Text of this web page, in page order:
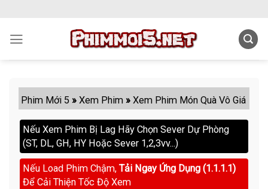
content
Phim Mới 5 »Xem Phim »Xem Phim Món Quà Vô Giá
Nếu Xem Phim Bị Lag Hãy Chọn Sever Dự Phòng
(ST, DL, GH, HY Hoặc Sever 1,2,3vv...)
Nếu Load Phim Chậm, Tải Ngay Ứng Dụng (1.1.1.1)
Để Cải Thiện Tốc Độ Xem